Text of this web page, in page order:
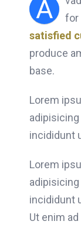
A
for
satisfied
produce
base.
Lorem
incididunt
Lorem
incididunt
Ut enim